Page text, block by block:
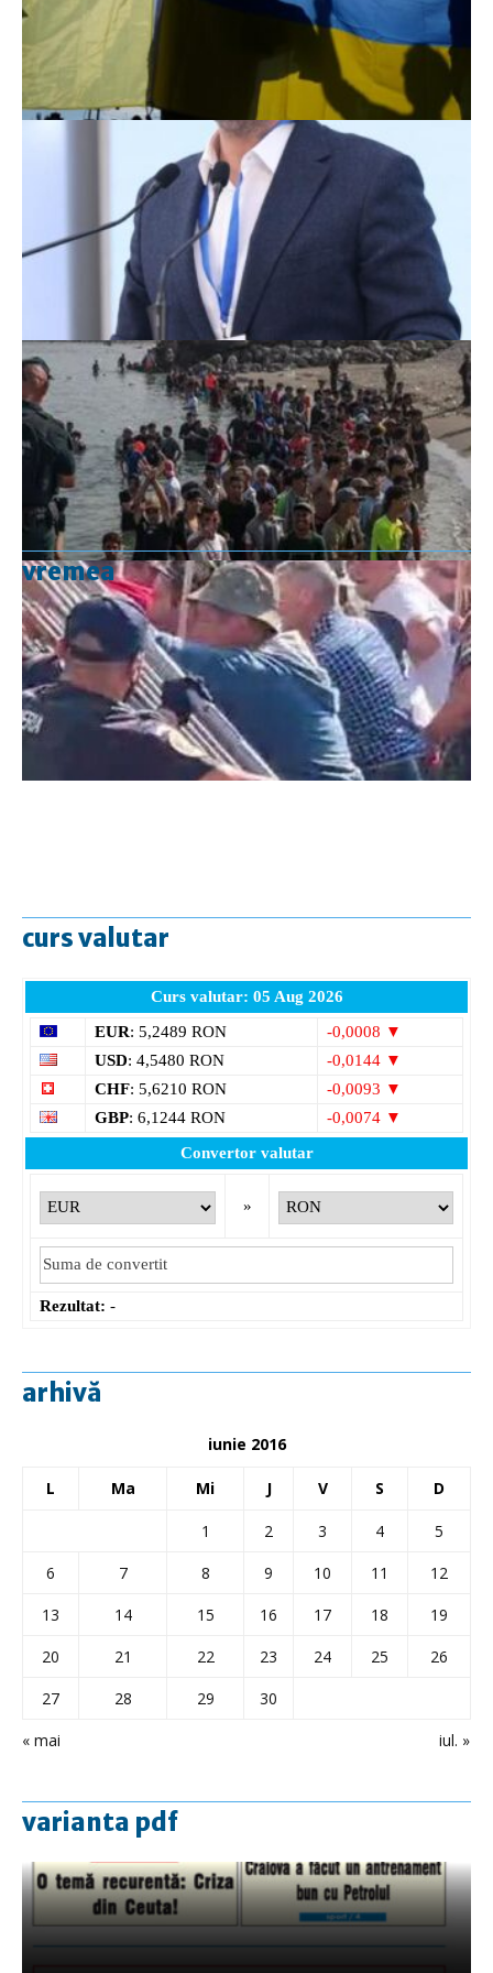
vremea
curs valutar
Curs valutar: 05 Aug 2026
EUR: 5,2489 RON
-0,0008 ▼
USD: 4,5480 RON
-0,0144 ▼
CHF: 5,6210 RON
-0,0093 ▼
GBP: 6,1244 RON
-0,0074 ▼
Convertor valutar
»
Rezultat: -
arhivă
iunie 2016
L Ma Mi J V S D
« mai iul. »
1 2 3 4
5
6
7 8 9 10 11
12
13
14 15 16 17 18
19
20
21 22 23 24 25
26
27
28 29 30
varianta pdf